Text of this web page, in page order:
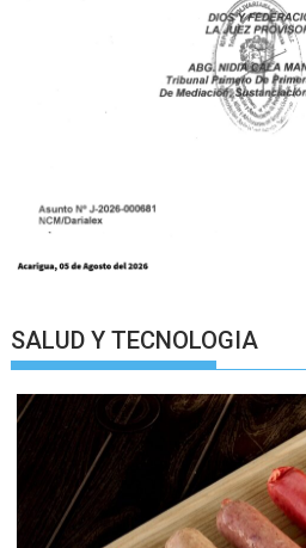
SALUD Y TECNOLOGIA